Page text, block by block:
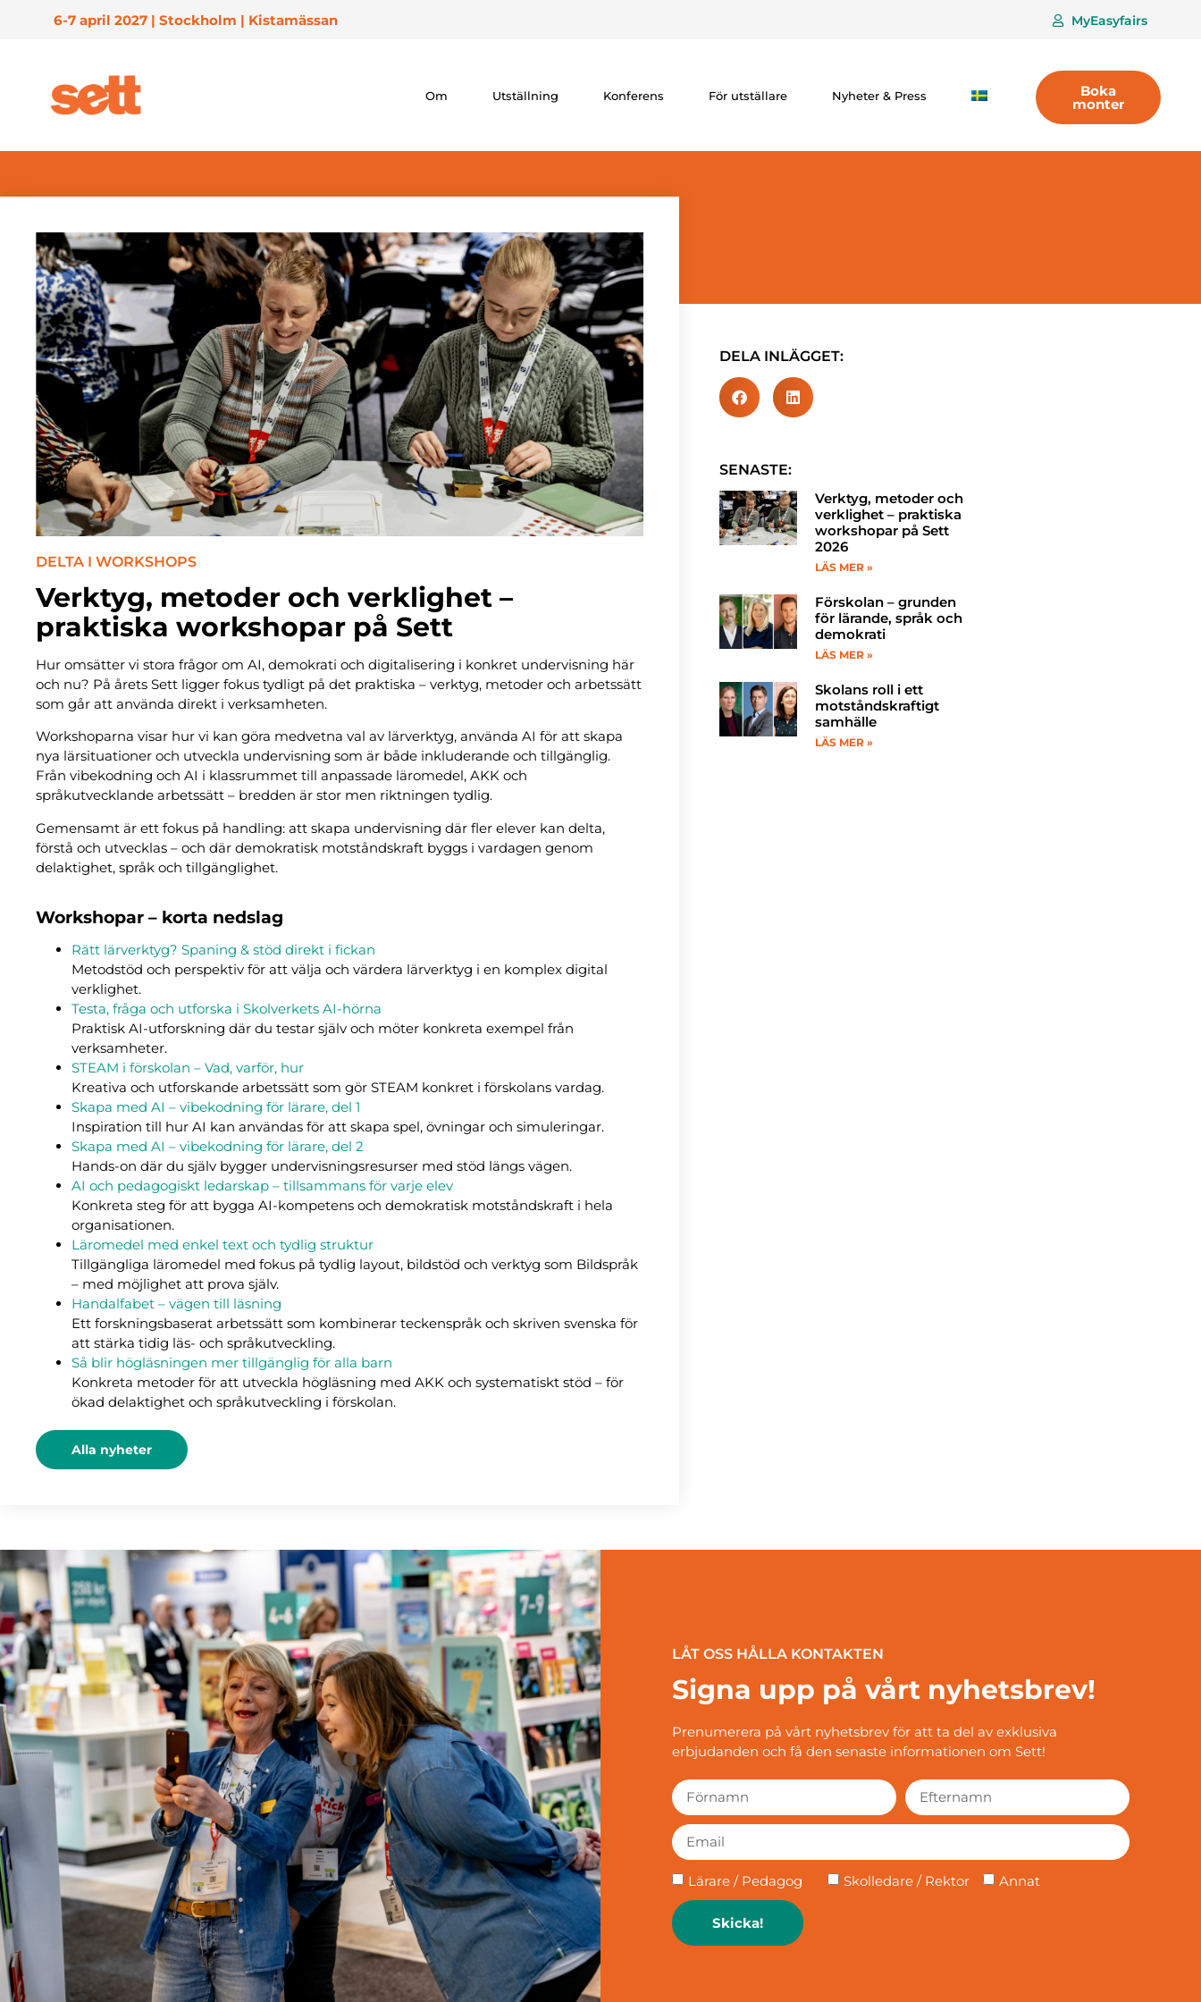
6-7 april 2027 | Stockholm | Kistamässan MyEasyfairs
Om Utställning Konferens För utställare Nyheter & Press Boka
monter
DELTA I WORKSHOPS
Verktyg, metoder och verklighet –
praktiska workshopar på Sett
Hur omsätter vi stora frågor om AI, demokrati och digitalisering i konkret undervisning här
och nu? På årets Sett ligger fokus tydligt på det praktiska – verktyg, metoder och arbetssätt
som går att använda direkt i verksamheten.
Workshoparna visar hur vi kan göra medvetna val av lärverktyg, använda AI för att skapa
nya lärsituationer och utveckla undervisning som är både inkluderande och tillgänglig.
Från vibekodning och AI i klassrummet till anpassade läromedel, AKK och
språkutvecklande arbetssätt – bredden är stor men riktningen tydlig.
Gemensamt är ett fokus på handling: att skapa undervisning där fler elever kan delta,
förstå och utvecklas – och där demokratisk motståndskraft byggs i vardagen genom
delaktighet, språk och tillgänglighet.
Workshopar – korta nedslag
Rätt lärverktyg? Spaning & stöd direkt i fickan
Metodstöd och perspektiv för att välja och värdera lärverktyg i en komplex digital
verklighet.
Testa, fråga och utforska i Skolverkets AI-hörna
Praktisk AI-utforskning där du testar själv och möter konkreta exempel från
verksamheter.
STEAM i förskolan – Vad, varför, hur
Kreativa och utforskande arbetssätt som gör STEAM konkret i förskolans vardag.
Skapa med AI – vibekodning för lärare, del 1
Inspiration till hur AI kan användas för att skapa spel, övningar och simuleringar.
Skapa med AI – vibekodning för lärare, del 2
Hands-on där du själv bygger undervisningsresurser med stöd längs vägen.
AI och pedagogiskt ledarskap – tillsammans för varje elev
Konkreta steg för att bygga AI-kompetens och demokratisk motståndskraft i hela
organisationen.
Läromedel med enkel text och tydlig struktur
Tillgängliga läromedel med fokus på tydlig layout, bildstöd och verktyg som Bildspråk
– med möjlighet att prova själv.
Handalfabet – vägen till läsning
Ett forskningsbaserat arbetssätt som kombinerar teckenspråk och skriven svenska för
att stärka tidig läs- och språkutveckling.
Så blir högläsningen mer tillgänglig för alla barn
Konkreta metoder för att utveckla högläsning med AKK och systematiskt stöd – för
ökad delaktighet och språkutveckling i förskolan.
Alla nyheter
DELA INLÄGGET:
SENASTE:
Verktyg, metoder och
verklighet – praktiska
workshopar på Sett
2026
LÄS MER »
Förskolan – grunden
för lärande, språk och
demokrati
LÄS MER »
Skolans roll i ett
motståndskraftigt
samhälle
LÄS MER »
LÅT OSS HÅLLA KONTAKTEN
Signa upp på vårt nyhetsbrev!
Prenumerera på vårt nyhetsbrev för att ta del av exklusiva
erbjudanden och få den senaste informationen om Sett!
Lärare / Pedagog Skolledare / Rektor Annat
Skicka!